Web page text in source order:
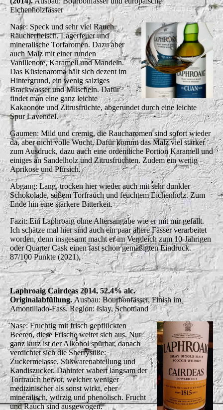
Eichenholzfässer
Nase: Speck und sehr viel Rauch.
Räucherfleisch, Lagerfeuer und
mineralische Torfaromen. Dazu aber
auch Malz mit einer runden
Vanillenote, Karamell und Mandeln.
Das Küstenaroma hält sich dezent im
Hintergrund, ein wenig salziges
Brackwasser und Muscheln. Dafür
findet man eine ganz leichte
Kakaonote und Zitrusfrüchte, abgerundet durch eine leichte
Spur Lavendel.
Gaumen: Mild und cremig, die Raucharomen sind sofort wieder
da, aber nicht volle Wucht. Dafür kommt das Malz viel stärker
zum Ausdruck, dazu auch eine ordentliche Portion Karamell und
einiges an Sandelholz und Zitrusfrüchten. Zudem ein wenig
Aprikose und Pfirsich.
Abgang: Lang, trocken hier wieder auch mit sehr dunkler
Schokolade, süßem Torfrauch und feuchtem Eichenholz. Zum
Ende hin eine stärkere Bitterkeit.
Fazit: Ein Laphroaig ohne Altersangabe wie er mit mir gefällt.
Ich schätze mal hier sind auch ein paar ältere Fässer verarbeitet
worden, denn insgesamt macht er im Vergleich zum 10-Jährigen
oder Quarter Cask einen fast schon gemäßigten Eindruck.
87/100 Punkte (2021).
Laphroaig Cairdeas 2014, 52,4% alc.
Originalabfüllung.Ausbau: Bourbonfässer, Finish im
Amontillado-Fass. Region: Islay, Schottland
Nase: Fruchtig mit frisch gepflückten
Beeren, diese Frische weitet sich aus. Nur
ganz kurz ist der Alkohol spürbar, danach
verdichtet sich die Sherrysüße:
Zuckermelasse, Süßwarenabteilung und
Kandiszucker. Dahinter wabert langsam der
Torfrauch hervor, welcher weniger
medizinischer als sonst wirkt, eher
mineralisch, würzig und phenolisch. Frucht
und Rauch sind ausgewogen.